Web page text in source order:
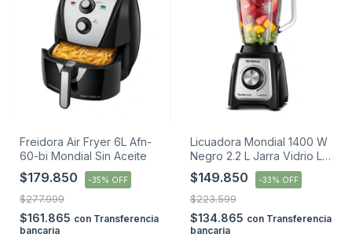
Freidora Air Fryer 6L Afn-
60-bi Mondial Sin Aceite
$179.850 -35% OFF
$277.999
$161.865 con Transferencia
bancaria
Licuadora Mondial 1400 W
Negro 2.2 L Jarra Vidrio L-
1400-gi
$149.850 -33% OFF
$223.599
$134.865 con Transferencia
bancaria